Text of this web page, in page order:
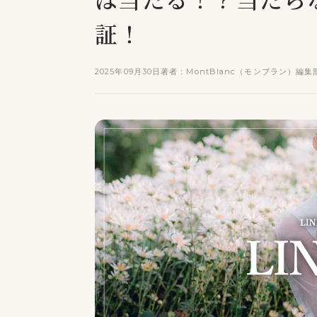
証！
2025年09月30日著者：MontBlanc（モンブラン）編集